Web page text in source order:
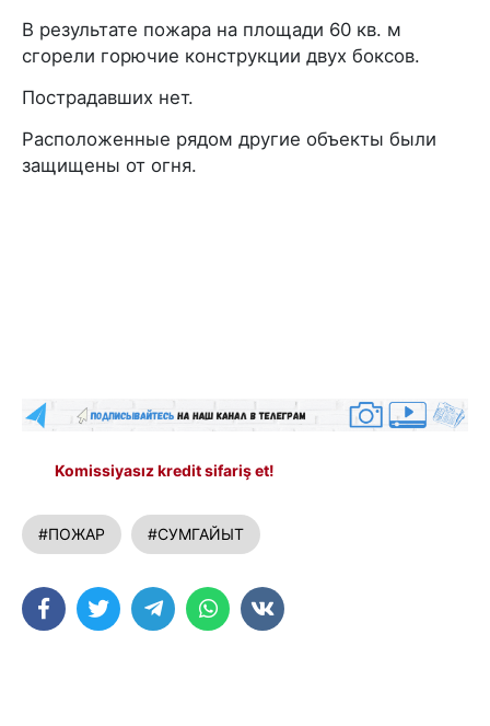
В результате пожара на площади 60 кв. м
сгорели горючие конструкции двух боксов.
Пострадавших нет.
Расположенные рядом другие объекты были
защищены от огня.
Komissiyasız kredit sifariş et!
#ПОЖАР #СУМГАЙЫТ